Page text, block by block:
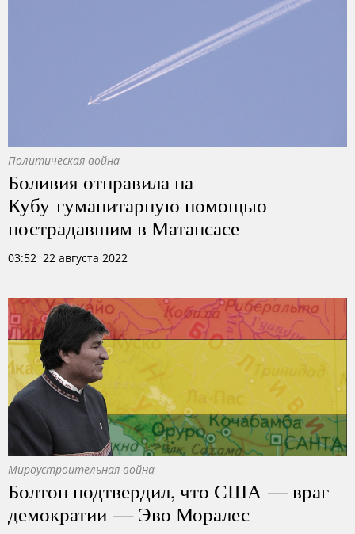
Политическая война
Боливия отправила на
Кубу гуманитарную помощью
пострадавшим в Матансасе
03:52 22 августа 2022
Мироустроительная война
Болтон подтвердил, что США — враг
демократии — Эво Моралес